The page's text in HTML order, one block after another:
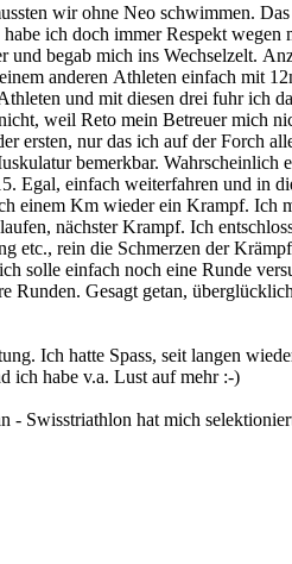
wir ohne Neo schwimmen.
ich doch immer Respekt
und begab mich ins Wechselzelt.
anderen Athleten einfach mit
und mit diesen drei fuhr ich
weil Reto mein Betreuer mich
ersten, nur das ich auf der Forch
bemerkbar.
Egal, einfach weiterfahren und in
einem Km wieder ein Krampf. Ich
nächster Krampf. Ich
etc., rein die Schmerzen der
solle einfach noch eine Runde
Runden. Gesagt getan,
Ich hatte Spass, seit langen
ich habe v.a. Lust auf mehr :-)
- Swisstriathlon hat mich